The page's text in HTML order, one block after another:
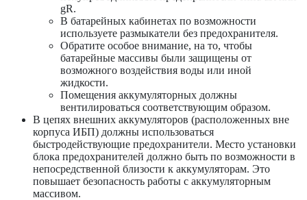
gR.
В батарейных кабинетах по возможности
используете размыкатели без предохранителя.
Обратите особое внимание, на то, чтобы
батарейные массивы были защищены от
возможного воздействия воды или иной
жидкости.
Помещения аккумуляторных должны
вентилироваться соответствующим образом.
В цепях внешних аккумуляторов (расположенных вне
корпуса ИБП) должны использоваться
быстродействующие предохранители. Место установки
блока предохранителей должно быть по возможности в
непосредственной близости к аккумуляторам. Это
повышает безопасность работы с аккумуляторным
массивом.